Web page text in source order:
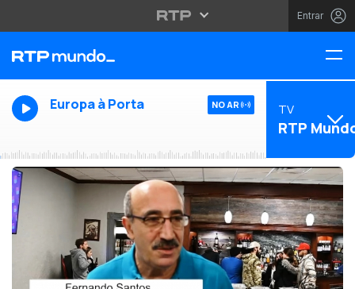
Entrar
Europa à Porta NO AR TV
RTP